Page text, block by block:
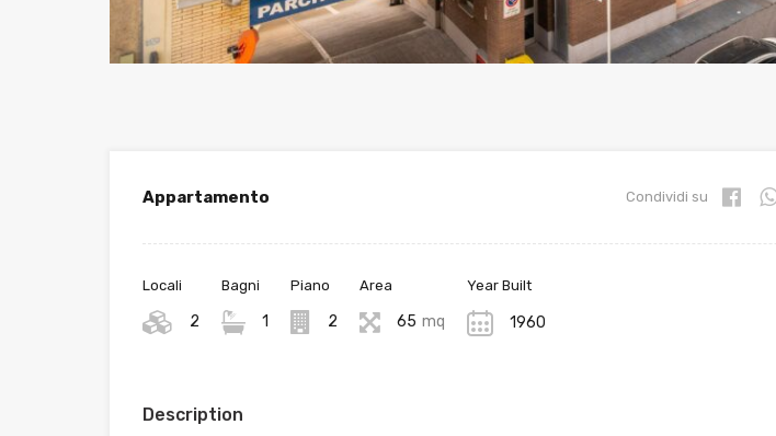
Appartamento Condividi su
Locali
2
Bagni
1
Piano
2
Area
65 mq
Year Built
1960
Description